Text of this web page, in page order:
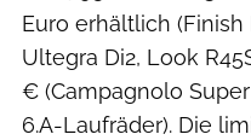
Euro erhältlich (Finish
Ultegra Di2, Look
€ (Campagnolo
6.A-Laufräder). Die